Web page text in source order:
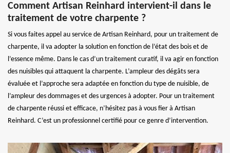
Comment Artisan Reinhard intervient-il dans le
traitement de votre charpente ?
Si vous faites appel au service de Artisan Reinhard, pour un traitement de
charpente, il va adopter la solution en fonction de l’état des bois et de
l’essence même. Dans le cas d’un traitement curatif, il va agir en fonction
des nuisibles qui attaquent la charpente. L’ampleur des dégâts sera
évaluée et l’approche sera adaptée en fonction du type de nuisible, de
l’ampleur des dommages et des urgences à adopter. Pour un traitement
de charpente réussi et efficace, n’hésitez pas à vous fier à Artisan
Reinhard. C’est un professionnel certifié pour ce genre d’intervention.